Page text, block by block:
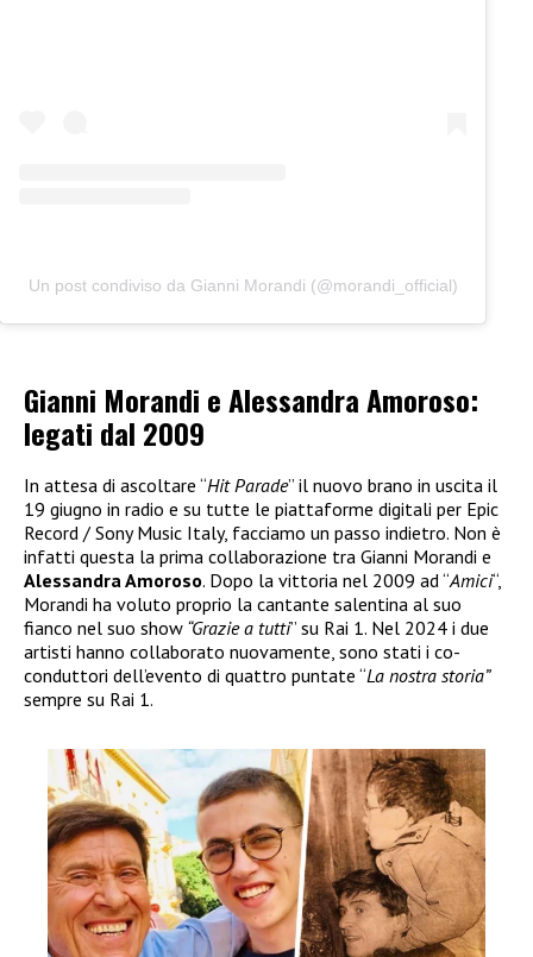
Un post condiviso da Gianni Morandi (@morandi_official)
Gianni Morandi e Alessandra Amoroso:
legati dal 2009
In attesa di ascoltare “Hit Parade” il nuovo brano in uscita il
19 giugno in radio e su tutte le piattaforme digitali per Epic
Record / Sony Music Italy, facciamo un passo indietro. Non è
infatti questa la prima collaborazione tra Gianni Morandi e
Alessandra Amoroso. Dopo la vittoria nel 2009 ad “Amici“,
Morandi ha voluto proprio la cantante salentina al suo
fianco nel suo show “Grazie a tutti” su Rai 1. Nel 2024 i due
artisti hanno collaborato nuovamente, sono stati i co-
conduttori dell’evento di quattro puntate “La nostra storia”
sempre su Rai 1.